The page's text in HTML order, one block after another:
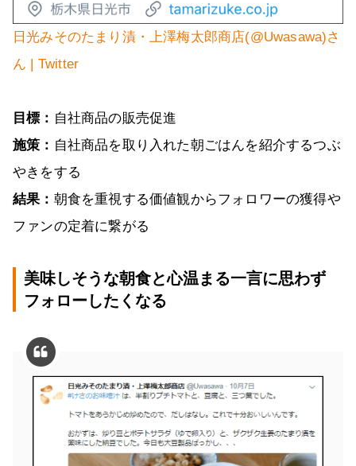
日光みそのたまり漬・上澤梅太郎商店(@Uwasawa)さ
ん | Twitter
目標： 自社商品の販売促進
施策： 自社商品を取り入れた朝ごはんを紹介するつぶ
やきをする
結果： 朝食を重視する価値観からフォロワーの獲得や
ファンの定着に繋がる
美味しそうな朝食と心温まる一言に思わず
フォローしたくなる